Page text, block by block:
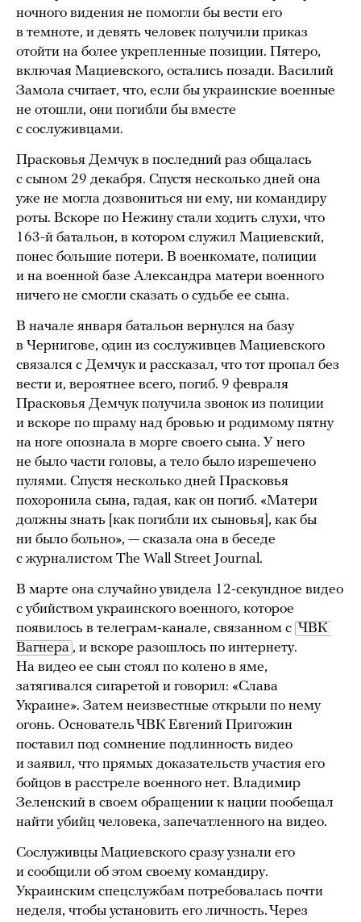
ночного видения не помогли бы вести его
в темноте, и девять человек получили приказ
отойти на более укрепленные позиции. Пятеро,
включая Мациевского, остались позади. Василий
Замола считает, что, если бы украинские военные
не отошли, они погибли бы вместе
с сослуживцами.
Прасковья Демчук в последний раз общалась
с сыном 29 декабря. Спустя несколько дней она
уже не могла дозвониться ни ему, ни командиру
роты. Вскоре по Нежину стали ходить слухи, что
163-й батальон, в котором служил Мациевский,
понес большие потери. В военкомате, полиции
и на военной базе Александра матери военного
ничего не смогли сказать о судьбе ее сына.
В начале января батальон вернулся на базу
в Чернигове, один из сослуживцев Мациевского
связался с Демчук и рассказал, что тот пропал без
вести и, вероятнее всего, погиб. 9 февраля
Прасковья Демчук получила звонок из полиции
и вскоре по шраму над бровью и родимому пятну
на ноге опознала в морге своего сына. У него
не было части головы, а тело было изрешечено
пулями. Спустя несколько дней Прасковья
похоронила сына, гадая, как он погиб. «Матери
должны знать [как погибли их сыновья], как бы
ни было больно», — сказала она в беседе
с журналистом The Wall Street Journal.
В марте она случайно увидела 12-секундное видео
с убийством украинского военного, которое
появилось в телеграм-канале, связанном с ЧВК
Вагнера , и вскоре разошлось по интернету.
На видео ее сын стоял по колено в яме,
затягивался сигаретой и говорил: «Слава
Украине». Затем неизвестные открыли по нему
огонь. Основатель ЧВК Евгений Пригожин
поставил под сомнение подлинность видео
и заявил, что прямых доказательств участия его
бойцов в расстреле военного нет. Владимир
Зеленский в своем обращении к нации пообещал
найти убийц человека, запечатленного на видео.
Сослуживцы Мациевского сразу узнали его
и сообщили об этом своему командиру.
Украинским спецслужбам потребовалась почти
неделя, чтобы установить его личность. Через